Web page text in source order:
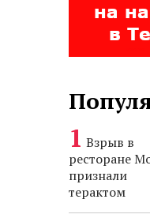
Взрыв в
ресторане
признали
терактом